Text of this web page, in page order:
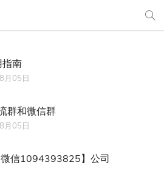
南
月05日
群和微信群
月05日
信1094393825】公司